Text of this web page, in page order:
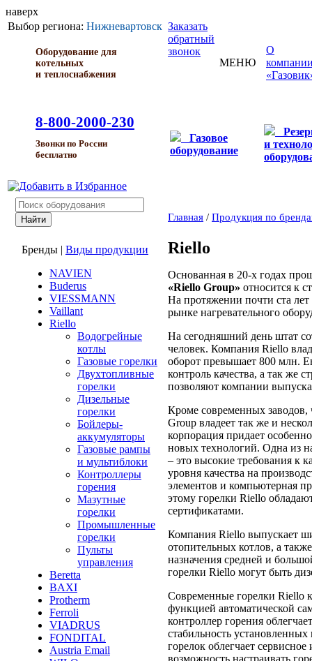
наверх
Выбор региона: Нижневартовск
Оборудование для
котельных
и теплоснабжения
8-800-2000-230
Звонки по России
бесплатно
Заказать
обратный
звонок
МЕНЮ
О
Газовое
оборудование
и
Бренды | Виды продукции
NAVIEN
Buderus
VIESSMANN
Vaillant
Riello
Водогрейные
котлы
Газовые горелки
Двухтопливные
горелки
Дизельные
горелки
Бойлеры-
аккумуляторы
Газовые рампы
и мультиблоки
Контроллеры
горения
Мазутные
горелки
Промышленные
горелки
Пульты
управления
Beretta
BAXI
Protherm
Ferroli
VIADRUS
FONDITAL
Austria Email
Главная / Продукция по
Riello
Основанная в 20-х годах
«Riello Group» относится к
На протяжении почти ста
рынке нагревательного
На сегодняшний день штат
человек. Компания Riello
оборот превышает 800 млн.
контроль качества, а так же
позволяют компании
Кроме современных заводов,
Group владеет так же и
корпорация придает
новых технологий. Одна из
– это высокие требования к
уровня качества на
элементов и компьютерная
этому горелки Riello
сертификатами.
Компания Riello выпускает
отопительных котлов, а
назначения средней и
горелки Riello могут быть
Современные горелки Riello
функцией автоматической
контроллер горения
стабильность
горелок облегчает
возможность настраивать